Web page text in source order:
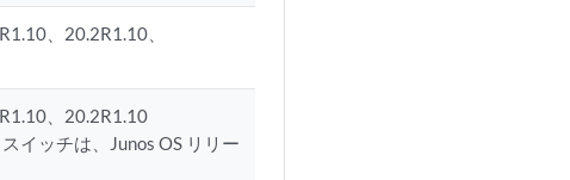
、20.2R1.10、
、20.2R1.10
イッチは、Junos OS リリー